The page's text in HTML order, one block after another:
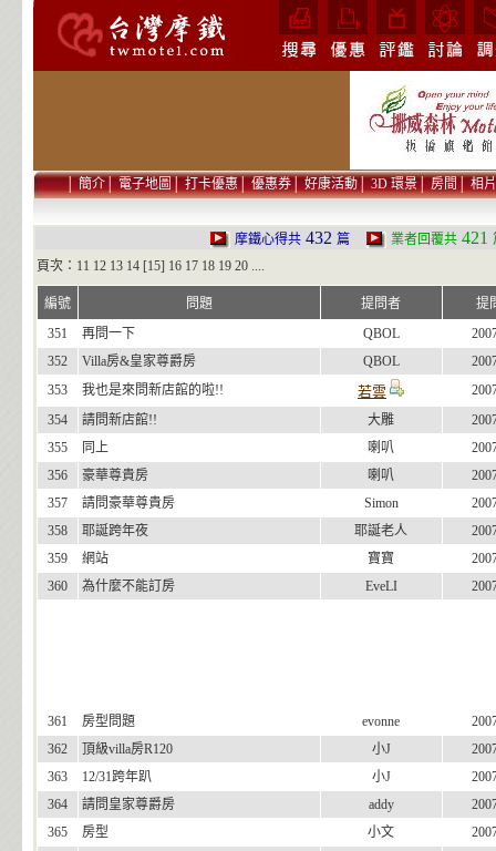
│簡介│電子地圖│打卡優惠│優惠券│好康活動│3D 環景│房間│相片
摩鐵心得共432 篇 業者回覆共421
頁次： 11 12 13 14[15] 16 17 18 19 20....
編號 問題 提問者
提
351
再問一下 QBOL
352
Villa房&皇家尊爵房 QBOL
353
我也是來問新店館的啦!! 若雲
354
請問新店館!! 大雕
355
同上 喇叭
356
豪華尊貴房 喇叭
357
請問豪華尊貴房 Simon
358
耶誕跨年夜 耶誕老人
359
網站 寶寶
360
為什麼不能訂房 EveLI
361 房型問題 evonne
362
頂級villa房R120 小J
363
12/31跨年趴 小J
364
請問皇家尊爵房 addy
365
房型 小文